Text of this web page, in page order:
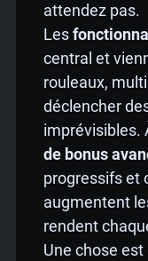
attendez pas.
Les
central et
rouleaux,
déclencher
imprévisibles.
de bonus
progressifs et
augmentent
rendent
Une chose est